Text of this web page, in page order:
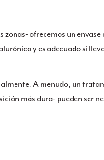
ofrecemos un
y es adecuado si
A menudo, un
más dura- pueden ser